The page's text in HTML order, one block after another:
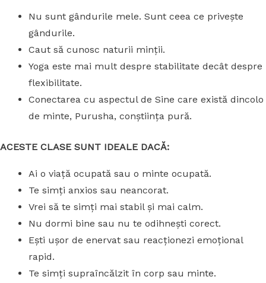
Nu sunt gândurile mele. Sunt ceea ce privește
gândurile.
Caut să cunosc naturii minții.
Yoga este mai mult despre stabilitate decât despre
flexibilitate.
Conectarea cu aspectul de Sine care există dincolo
de minte, Purusha, conștiința pură.
ACESTE CLASE SUNT IDEALE DACĂ:
Ai o viață ocupată sau o minte ocupată.
Te simți anxios sau neancorat.
Vrei să te simți mai stabil și mai calm.
Nu dormi bine sau nu te odihnești corect.
Ești ușor de enervat sau reacționezi emoțional
rapid.
Te simți supraîncălzit în corp sau minte.